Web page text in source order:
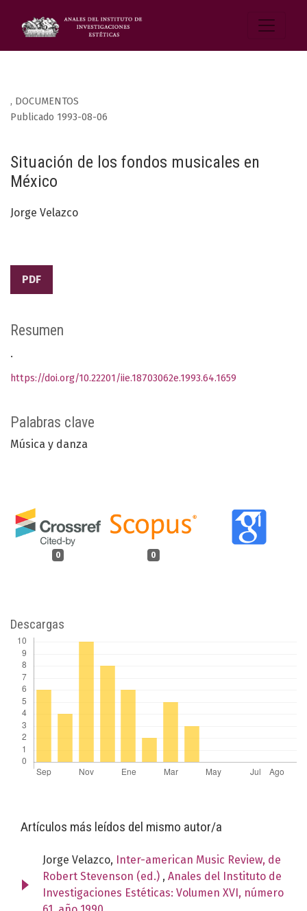
, DOCUMENTOS
Situación de los fondos musicales en
México
Publicado 1993-08-06
Jorge Velazco
PDF
Palabras clave
Música y danza
0 0
Resumen
.
https://doi.org/10.22201/iie.18703062e.1993.64.1659
Descargas
Artículos más leídos del mismo autor/a
Jorge Velazco, Inter-american Music Review, de
Robert Stevenson (ed.) , Anales del Instituto de
Investigaciones Estéticas: Volumen XVI, número